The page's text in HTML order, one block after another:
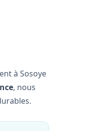
à Sosoye
, nous